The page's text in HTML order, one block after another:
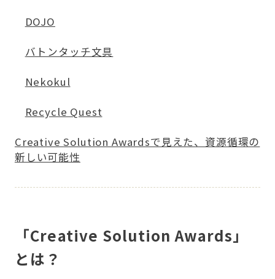
DOJO
バトンタッチ文具
Nekokul
Recycle Quest
Creative Solution Awardsで見えた、資源循環の
新しい可能性
「Creative Solution Awards」
とは？